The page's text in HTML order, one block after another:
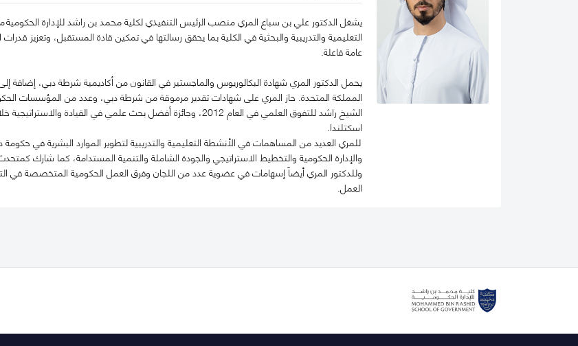
التعليمية والتدريبية والبحثية في الكلية بما يحقق رسالتها في تمكين قادة المستقبل، وتعزيز
عامة فاعلة.
يحمل الدكتور المري شهادة البكالوريوس والماجستير في القانون من أكاديمية شرطة دبي، إضافة
المملكة المتحدة. حاز المري على شهادات تقدير مرموقة من شرطة دبي، وعدد من المؤسسات
الشيخ راشد للتفوق العلمي في العام 2012، وجائزة أفضل بحث علمي في
اسكتلندا.
للمري العديد من المساهمات في الأنشطة التعليمية والتدريبية لتطوير الموارد البشرية في
والإدارة الحكومية والتخطيط الاستراتيجي والجودة الشاملة والتنمية المستدامة، كما شارك
وللدكتور المري أيضاً إسهامات في عضوية عدد من اللجان وفرق العمل الحكومية المتخصصة في
العمل.